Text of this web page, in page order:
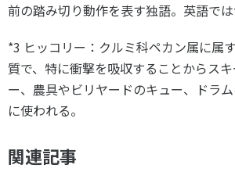
前の踏み切り動作を表す独語。英語では
*3 ヒッコリー：クルミ科ペカン属に属
質で、特に衝撃を吸収することからス
ー、農具やビリヤードのキュー、ドラ
に使われる。
関連記事